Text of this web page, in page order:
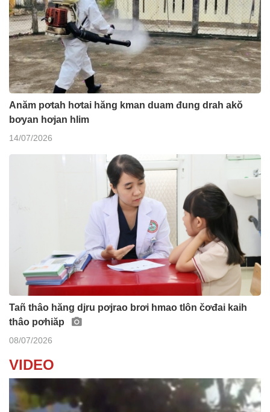
Anăm pơtah hơtai hăng kman duam đung drah akŏ
bơyan hơjan hlim
14/07/2026
Tañ thâo hăng djru pơjrao brơi hmao tlôn čơđai kaih
thâo pơhiăp
08/07/2026
VIDEO